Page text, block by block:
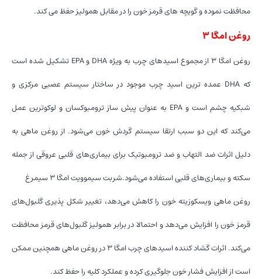
محافظت نموده و گویچه های قرمز خون را در مقابل همولیز حفظ می کند.
روغن امگا ۳
روغن امگا ۳ از مجموع اسیدهای چرب به ویژه DHA و EPA تشکیل شده است
که DHA عمده ترین اسید چرب موجود در ساختار سیستم عصبی مرکزی و
شبکیه چشم است و EPA به عنوان پیش ساز ترومبوکسان و لوکوترین عمل
می‌کند که این دو سبب ارتقا سیستم گردش خون می‌شود. از روغن ماهی به
دلیل اثرات ضد التهاب و ضد ترومبوتیک برای بیماری‌های قلبی عروقی از جمله
سکته و بیماری‌های قلبی استفاده می‌شود.شربت سیموویت امگا 3 سیمرغ
روغن ماهی ویسکوزیته خون را کاهش می‌دهد، تغییر شکل پذیری گلبول‌های
قرمز خون را افزایش می‌دهد و احتمالا در برابر همولیز گلبول‌های قرمز محافظت
می‌کند. اثرات گشاد کننده اسیدهای چرب امگا ۳ در روغن ماهی همچنین ممکن
است از افزایش فشار خون جلوگیری کرده و عملکرد کلیه را حفظ کند.